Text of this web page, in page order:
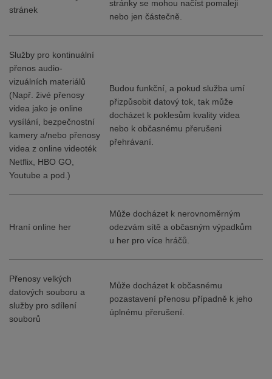
stránek
stránky se mohou načíst pomaleji
nebo jen částečně.
Služby pro kontinuální
přenos audio-
vizuálních materiálů
(Např. živé přenosy
videa jako je online
vysílání, bezpečnostní
kamery a/nebo přenosy
videa z online videoték
Netflix, HBO GO,
Youtube a pod.)
Budou funkční, a pokud služba umí
přizpůsobit datový tok, tak může
docházet k poklesům kvality videa
nebo k občasnému přerušeni
přehrávaní.
Hraní online her
Může docházet k nerovnoměrným
odezvám sítě a občasným výpadkům
u her pro více hráčů.
Přenosy velkých
datových souboru a
služby pro sdílení
souborů
Může docházet k občasnému
pozastavení přenosu případně k jeho
úplnému přerušení.